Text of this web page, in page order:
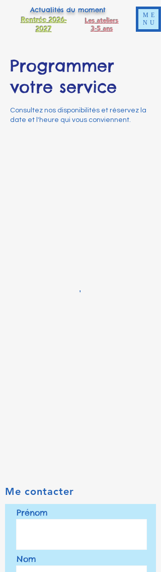
ME
NU
Rentrée 2026-
2027
Actualités du moment
Les ateliers
3-5 ans
Programmer
votre service
Consultez nos disponibilités et réservez la
date et l'heure qui vous conviennent.
Me contacter
Prénom
Nom